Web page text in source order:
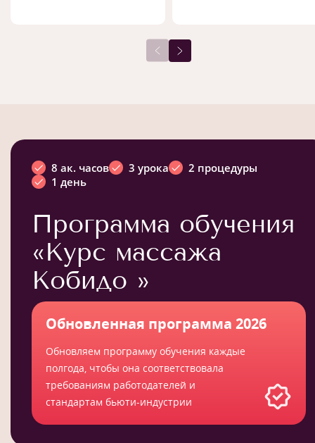
8 ак. часов 3 урока
2 процедуры
1 день
Программа обучения
«Курс массажа
Кобидо »
Обновленная программа 2026
Обновляем программу обучения каждые
полгода, чтобы она соответствовала
требованиям работодателей и
стандартам бьюти-индустрии